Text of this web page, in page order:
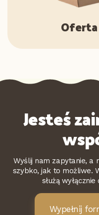
Jesteś
Wyślij nam zapytanie, a
szybko, jak to możliwe.
służą
Wypełnij